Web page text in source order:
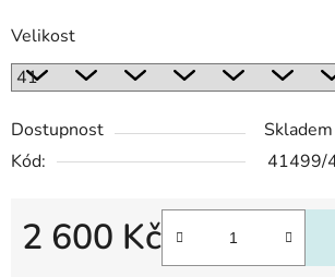
Velikost
Dostupnost
Kód:
41499/
2 600 Kč